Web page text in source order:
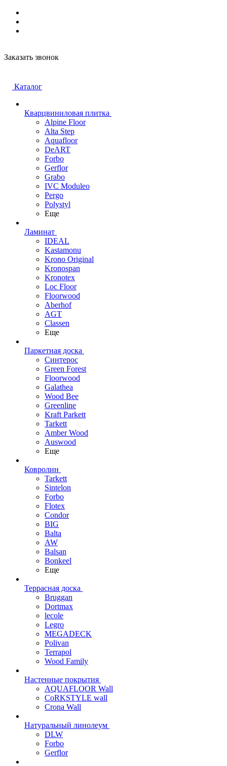
Заказать звонок
Каталог
Кварцвиниловая плитка
Alpine Floor
Alta Step
Aquafloor
DeART
Forbo
Gerflor
Grabo
IVC Moduleo
Pergo
Polystyl
Еще
Ламинат
IDEAL
Kastamonu
Krono Original
Kronospan
Kronotex
Loc Floor
Floorwood
Aberhof
AGT
Classen
Еще
Паркетная доска
Синтерос
Green Forest
Floorwood
Galathea
Wood Bee
Greenline
Kraft Parkett
Tarkett
Amber Wood
Auswood
Еще
Ковролин
Tarkett
Sintelon
Forbo
Flotex
Condor
BIG
Balta
AW
Balsan
Bonkeel
Еще
Террасная доска
Bruggan
Dortmax
lecole
Legro
MEGADECK
Polivan
Terrapol
Wood Family
Настенные покрытия
AQUAFLOOR Wall
CoRKSTYLE wall
Crona Wall
Натуральный линолеум
DLW
Forbo
Gerflor